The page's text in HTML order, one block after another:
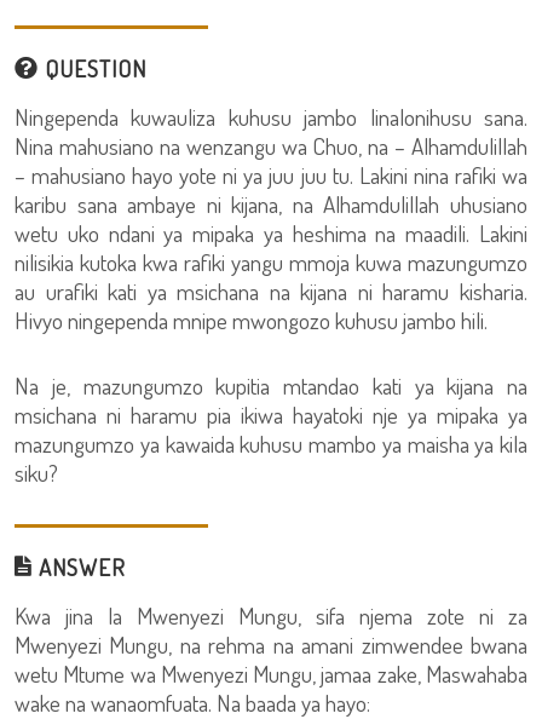
QUESTION
Ningependa kuwauliza kuhusu jambo linalonihusu sana.
Nina mahusiano na wenzangu wa Chuo, na – Alhamdulillah
– mahusiano hayo yote ni ya juu juu tu. Lakini nina rafiki wa
karibu sana ambaye ni kijana, na Alhamdulillah uhusiano
wetu uko ndani ya mipaka ya heshima na maadili. Lakini
nilisikia kutoka kwa rafiki yangu mmoja kuwa mazungumzo
au urafiki kati ya msichana na kijana ni haramu kisharia.
Hivyo ningependa mnipe mwongozo kuhusu jambo hili.
Na je, mazungumzo kupitia mtandao kati ya kijana na
msichana ni haramu pia ikiwa hayatoki nje ya mipaka ya
mazungumzo ya kawaida kuhusu mambo ya maisha ya kila
siku?
ANSWER
Kwa jina la Mwenyezi Mungu, sifa njema zote ni za
Mwenyezi Mungu, na rehma na amani zimwendee bwana
wetu Mtume wa Mwenyezi Mungu, jamaa zake, Maswahaba
wake na wanaomfuata. Na baada ya hayo: